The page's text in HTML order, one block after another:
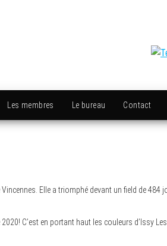
Les membres Le bureau Contact
Vincennes. Elle a triomphé devant un field de
C’est en portant haut les couleurs d’Issy